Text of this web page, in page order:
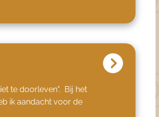
te doorleven". Bij het
ik aandacht voor de